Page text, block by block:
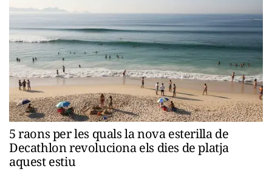
5 raons per les quals la nova esterilla de
Decathlon revoluciona els dies de platja
aquest estiu